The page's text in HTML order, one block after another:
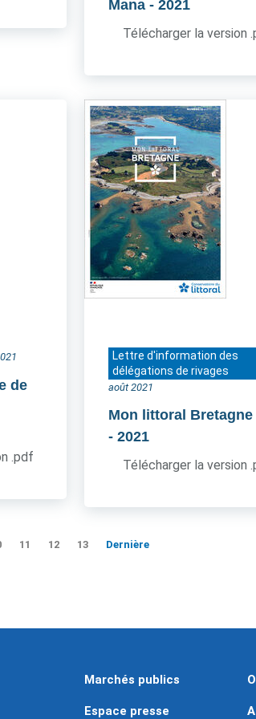
Mana - 2021
Télécharger la version
de
.pdf
Lettre d'information des
délégations de rivages
août 2021
Mon littoral Bretagne
- 2021
Télécharger la version
11 12 13 Dernière
Marchés publics
Espace presse